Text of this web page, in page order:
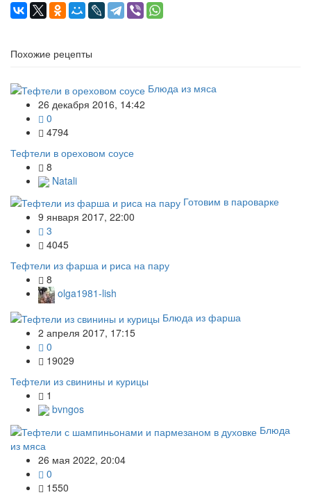
Похожие рецепты
Блюда из мяса
26 декабря 2016, 14:42
0
4794
Тефтели в ореховом соусе
8
Natali
Готовим в пароварке
9 января 2017, 22:00
3
4045
Тефтели из фарша и риса на пару
8
olga1981-lish
Блюда из фарша
2 апреля 2017, 17:15
0
19029
Тефтели из свинины и курицы
1
bvngos
Блюда
из мяса
26 мая 2022, 20:04
0
1550